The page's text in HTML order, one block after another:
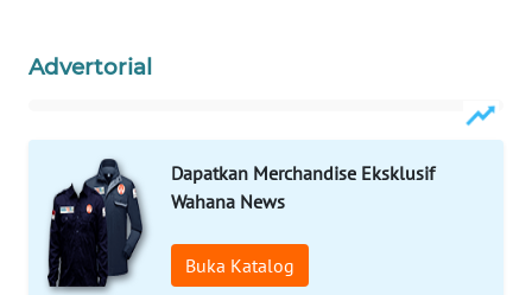
Advertorial
Dapatkan Merchandise Eksklusif
Wahana News
Buka Katalog
WAHANA
HEALTH
WAHANA
DESA